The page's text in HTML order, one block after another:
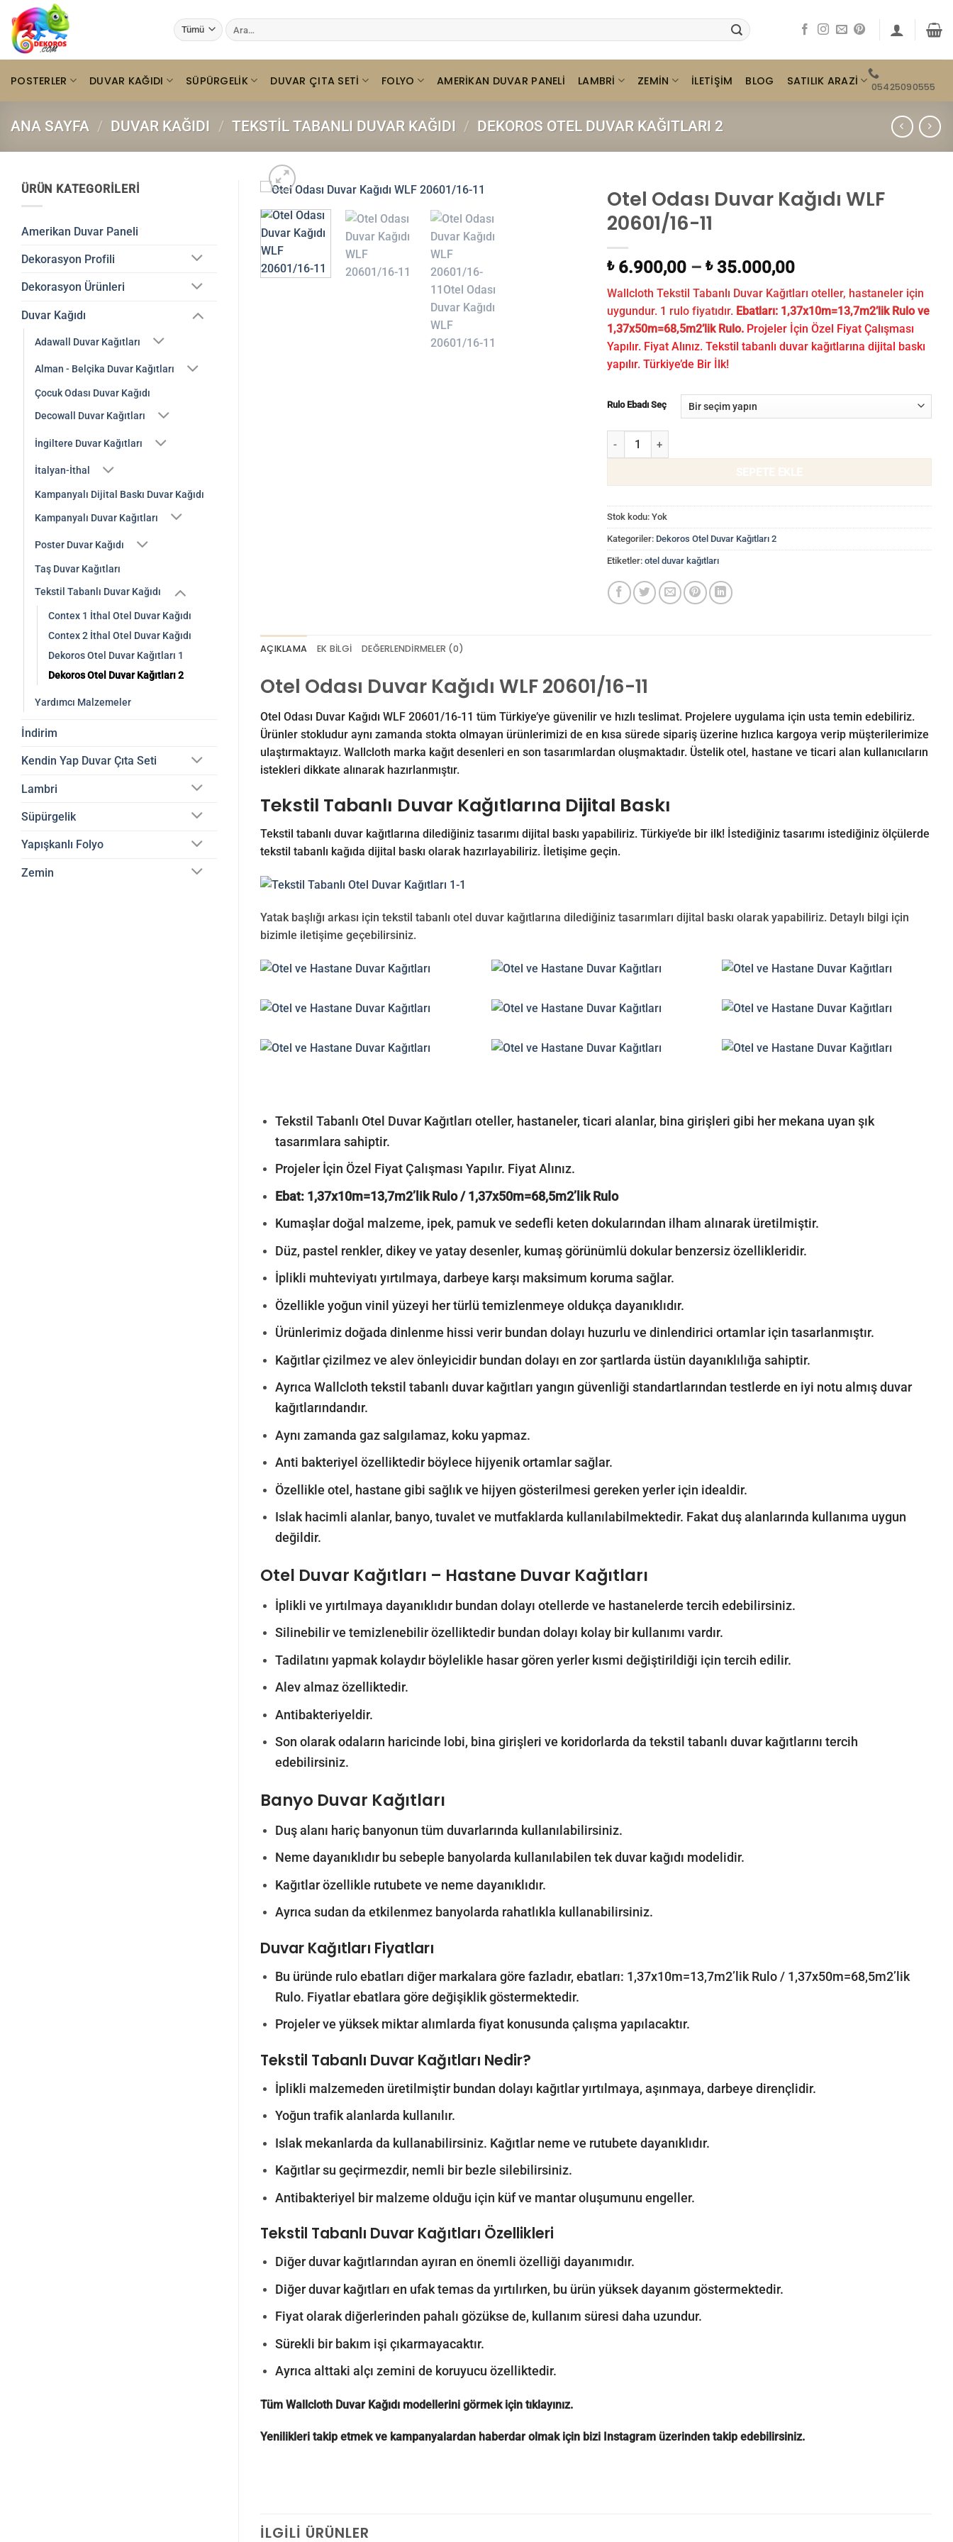
İçeriğe
atla
Ara:
POSTERLER DUVAR KAĞIDI SÜPÜRGELIK DUVAR ÇITA SETI FOLYO AMERIKAN DUVAR PANELI LAMBRI ZEMIN İLETIŞIM BLOG SATILIK ARAZI 05425090555
ANA SAYFA / DUVAR KAĞIDI / TEKSTIL TABANLI DUVAR KAĞIDI / DEKOROS OTEL DUVAR KAĞITLARI 2
ÜRÜN KATEGORILERI
Amerikan Duvar Paneli
Dekorasyon Profili
Dekorasyon Ürünleri
Duvar Kağıdı
Adawall Duvar Kağıtları
Alman - Belçika Duvar Kağıtları
Çocuk Odası Duvar Kağıdı
Decowall Duvar Kağıtları
İngiltere Duvar Kağıtları
İtalyan-İthal
Kampanyalı Dijital Baskı Duvar Kağıdı
Kampanyalı Duvar Kağıtları
Poster Duvar Kağıdı
Taş Duvar Kağıtları
Tekstil Tabanlı Duvar Kağıdı
Contex 1 İthal Otel Duvar Kağıdı
Contex 2 İthal Otel Duvar Kağıdı
Dekoros Otel Duvar Kağıtları 1
Dekoros Otel Duvar Kağıtları 2
Yardımcı Malzemeler
İndirim
Kendin Yap Duvar Çıta Seti
Lambri
Süpürgelik
Yapışkanlı Folyo
Zemin
Otel Odası Duvar Kağıdı WLF
20601/16-11
₺6.900,00– ₺35.000,00
Wallcloth Tekstil Tabanlı Duvar Kağıtları oteller, hastaneler için
uygundur. 1 rulo fiyatıdır. Ebatları: 1,37x10m=13,7m2’lik Rulo ve
1,37x50m=68,5m2’lik Rulo. Projeler İçin Özel Fiyat Çalışması
Yapılır. Fiyat Alınız. Tekstil tabanlı duvar kağıtlarına dijital baskı
yapılır. Türkiye’de Bir İlk!
Rulo Ebadı Seç
Otel Odası Duvar Kağıdı WLF 20601/16-11 adet
Stok kodu: Yok
Kategoriler: Dekoros Otel Duvar Kağıtları 2
Etiketler: otel duvar kağıtları
AÇIKLAMA EK BILGI DEĞERLENDIRMELER (0)
Otel Odası Duvar Kağıdı WLF 20601/16-11
Otel Odası Duvar Kağıdı WLF 20601/16-11 tüm Türkiye’ye güvenilir ve hızlı teslimat. Projelere uygulama için usta temin edebiliriz.
Ürünler stokludur aynı zamanda stokta olmayan ürünlerimizi de en kısa sürede sipariş üzerine hızlıca kargoya verip müşterilerimize
ulaştırmaktayız. Wallcloth marka kağıt desenleri en son tasarımlardan oluşmaktadır. Üstelik otel, hastane ve ticari alan kullanıcıların
istekleri dikkate alınarak hazırlanmıştır.
Tekstil Tabanlı Duvar Kağıtlarına Dijital Baskı
Tekstil tabanlı duvar kağıtlarına dilediğiniz tasarımı dijital baskı yapabiliriz. Türkiye’de bir ilk! İstediğiniz tasarımı istediğiniz ölçülerde
tekstil tabanlı kağıda dijital baskı olarak hazırlayabiliriz.
İletişime geçin.
Yatak başlığı arkası için tekstil tabanlı otel duvar kağıtlarına dilediğiniz tasarımları dijital baskı olarak yapabiliriz. Detaylı bilgi için
bizimle iletişime geçebilirsiniz.
Tekstil Tabanlı Otel Duvar Kağıtları oteller, hastaneler, ticari alanlar, bina girişleri gibi her mekana uyan şık
tasarımlara sahiptir.
Projeler İçin Özel Fiyat Çalışması Yapılır. Fiyat Alınız.
Ebat: 1,37x10m=13,7m2’lik Rulo / 1,37x50m=68,5m2’lik Rulo
Kumaşlar doğal malzeme, ipek, pamuk ve sedefli keten dokularından ilham alınarak üretilmiştir.
Düz, pastel renkler, dikey ve yatay desenler, kumaş görünümlü dokular benzersiz özellikleridir.
İplikli muhteviyatı yırtılmaya, darbeye karşı maksimum koruma sağlar.
Özellikle yoğun vinil yüzeyi her türlü temizlenmeye oldukça dayanıklıdır.
Ürünlerimiz doğada dinlenme hissi verir bundan dolayı huzurlu ve dinlendirici ortamlar için tasarlanmıştır.
Kağıtlar çizilmez ve alev önleyicidir bundan dolayı en zor şartlarda üstün dayanıklılığa sahiptir.
Ayrıca Wallcloth tekstil tabanlı duvar kağıtları yangın güvenliği standartlarından testlerde en iyi notu almış duvar
kağıtlarındandır.
Aynı zamanda gaz salgılamaz, koku yapmaz.
Anti bakteriyel özelliktedir böylece hijyenik ortamlar sağlar.
Özellikle otel, hastane gibi sağlık ve hijyen gösterilmesi gereken yerler için idealdir.
Islak hacimli alanlar, banyo, tuvalet ve mutfaklarda kullanılabilmektedir. Fakat duş alanlarında kullanıma uygun
değildir.
Otel Duvar Kağıtları – Hastane Duvar Kağıtları
İplikli ve yırtılmaya dayanıklıdır bundan dolayı otellerde ve hastanelerde tercih edebilirsiniz.
Silinebilir ve temizlenebilir özelliktedir bundan dolayı kolay bir kullanımı vardır.
Tadilatını yapmak kolaydır böylelikle hasar gören yerler kısmi değiştirildiği için tercih edilir.
Alev almaz özelliktedir.
Antibakteriyeldir.
Son olarak odaların haricinde lobi, bina girişleri ve koridorlarda da tekstil tabanlı duvar kağıtlarını tercih
edebilirsiniz.
Banyo Duvar Kağıtları
Duş alanı hariç banyonun tüm duvarlarında kullanılabilirsiniz.
Neme dayanıklıdır bu sebeple banyolarda kullanılabilen tek duvar kağıdı modelidir.
Kağıtlar özellikle rutubete ve neme dayanıklıdır.
Ayrıca sudan da etkilenmez banyolarda rahatlıkla kullanabilirsiniz.
Duvar Kağıtları Fiyatları
Bu üründe rulo ebatları diğer markalara göre fazladır, ebatları: 1,37x10m=13,7m2’lik Rulo / 1,37x50m=68,5m2’lik
Rulo. Fiyatlar ebatlara göre değişiklik göstermektedir.
Projeler ve yüksek miktar alımlarda fiyat konusunda çalışma yapılacaktır.
Tekstil Tabanlı Duvar Kağıtları Nedir?
İplikli malzemeden üretilmiştir bundan dolayı kağıtlar yırtılmaya, aşınmaya, darbeye dirençlidir.
Yoğun trafik alanlarda kullanılır.
Islak mekanlarda da kullanabilirsiniz. Kağıtlar neme ve rutubete dayanıklıdır.
Kağıtlar su geçirmezdir, nemli bir bezle silebilirsiniz.
Antibakteriyel bir malzeme olduğu için küf ve mantar oluşumunu engeller.
Tekstil Tabanlı Duvar Kağıtları Özellikleri
Diğer duvar kağıtlarından ayıran en önemli özelliği dayanımıdır.
Diğer duvar kağıtları en ufak temas da yırtılırken, bu ürün yüksek dayanım göstermektedir.
Fiyat olarak diğerlerinden pahalı gözükse de, kullanım süresi daha uzundur.
Sürekli bir bakım işi çıkarmayacaktır.
Ayrıca alttaki alçı zemini de koruyucu özelliktedir.
Tüm Wallcloth Duvar Kağıdı modellerini görmek için tıklayınız.
Yenilikleri takip etmek ve kampanyalardan haberdar olmak için bizi Instagram üzerinden takip edebilirsiniz.
İLGILI ÜRÜNLER